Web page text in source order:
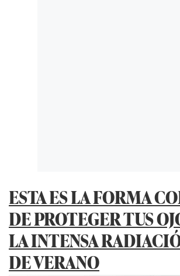
ESTA ES LA FORMA
DE PROTEGER TUS
LA INTENSA
DE VERANO